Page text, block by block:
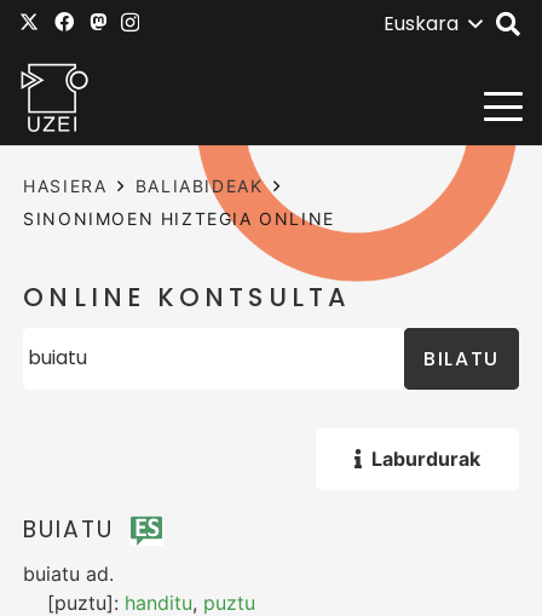
Euskara
HASIERA
BALIABIDEAK
SINONIMOEN HIZTEGIA ONLINE
ONLINE KONTSULTA
BILATU
Laburdurak
BUIATU
buiatu ad.
[puztu]: handitu, puztu